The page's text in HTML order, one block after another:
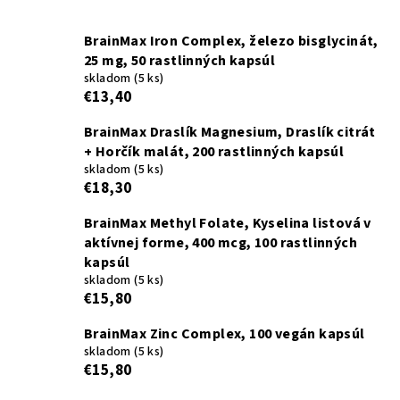
BrainMax Iron Complex, železo bisglycinát,
25 mg, 50 rastlinných kapsúl
skladom(5 ks)
€13,40
BrainMax Draslík Magnesium, Draslík citrát
+ Horčík malát, 200 rastlinných kapsúl
skladom(5 ks)
€18,30
BrainMax Methyl Folate, Kyselina listová v
aktívnej forme, 400 mcg, 100 rastlinných
kapsúl
skladom(5 ks)
€15,80
BrainMax Zinc Complex, 100 vegán kapsúl
skladom(5 ks)
€15,80